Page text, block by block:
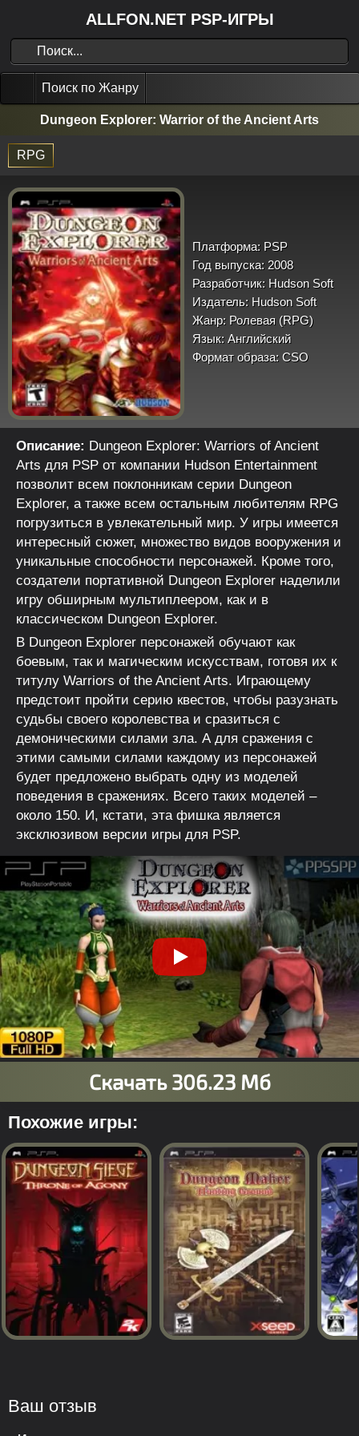
ALLFON.NET PSP-ИГРЫ
Поиск по Жанру
Dungeon Explorer: Warrior of the Ancient Arts
RPG
Платформа: PSP
Год выпуска: 2008
Разработчик: Hudson Soft
Издатель: Hudson Soft
Жанр: Ролевая (RPG)
Язык: Английский
Формат образа: CSO
Описание: Dungeon Explorer: Warriors of Ancient
Arts для PSP от компании Hudson Entertainment
позволит всем поклонникам серии Dungeon
Explorer, а также всем остальным любителям RPG
погрузиться в увлекательный мир. У игры имеется
интересный сюжет, множество видов вооружения и
уникальные способности персонажей. Кроме того,
создатели портативной Dungeon Explorer наделили
игру обширным мультиплеером, как и в
классическом Dungeon Explorer.
В Dungeon Explorer персонажей обучают как
боевым, так и магическим искусствам, готовя их к
титулу Warriors of the Ancient Arts. Играющему
предстоит пройти серию квестов, чтобы разузнать
судьбы своего королевства и сразиться с
демоническими силами зла. А для сражения с
этими самыми силами каждому из персонажей
будет предложено выбрать одну из моделей
поведения в сражениях. Всего таких моделей –
около 150. И, кстати, эта фишка является
эксклюзивом версии игры для PSP.
Похожие игры:
Ваш отзыв